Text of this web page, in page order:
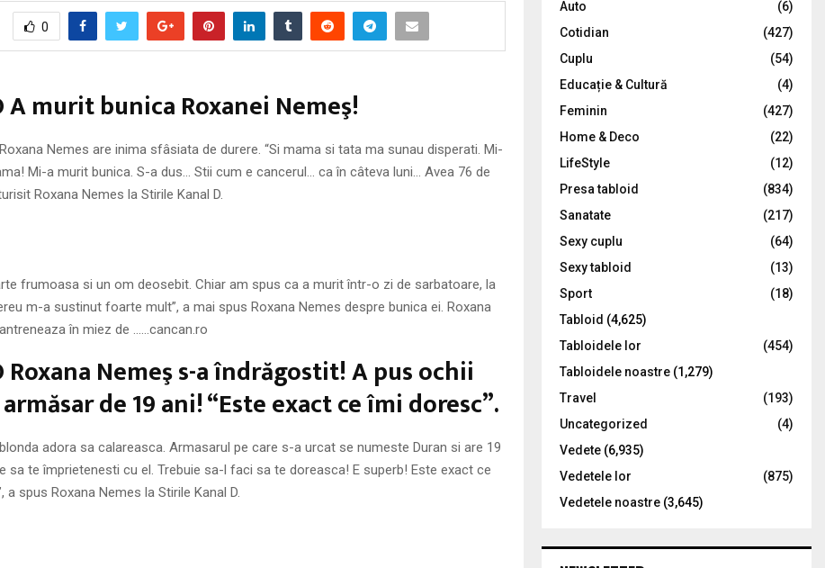
0
A murit bunica Roxanei Nemeş!
Nemes are inima sfâsiata de durere. “Si mama si tata ma sunau disperati. Mi-
Mi-a murit bunica. S-a dus… Stii cum e cancerul… ca în câteva luni… Avea 76 de
Roxana Nemes la Stirile Kanal D.
frumoasa si un om deosebit. Chiar am spus ca a murit într-o zi de sarbatoare, la
m-a sustinut foarte mult”, a mai spus Roxana Nemes despre bunica ei. Roxana
în miez de ……cancan.ro
Roxana Nemeş s-a îndrăgostit! A pus ochii
de 19 ani! “Este exact ce îmi doresc”.
adora sa calareasca. Armasarul pe care s-a urcat se numeste Duran si are 19
sa te împrietenesti cu el. Trebuie sa-l faci sa te doreasca! E superb! Este exact ce
a spus Roxana Nemes la Stirile Kanal D.
:
C
Auto
(6)
Cotidian
(427)
Cuplu
(54)
Educație & Cultură
(4)
Feminin
(427)
Home & Deco
(22)
LifeStyle
(12)
Presa tabloid
(834)
Sanatate
(217)
Sexy cuplu
(64)
Sexy tabloid
(13)
Sport
(18)
Tabloid (4,625)
Tabloidele lor
(454)
Tabloidele noastre (1,279)
Travel
(193)
Uncategorized
(4)
Vedete (6,935)
Vedetele lor
(875)
Vedetele noastre (3,645)